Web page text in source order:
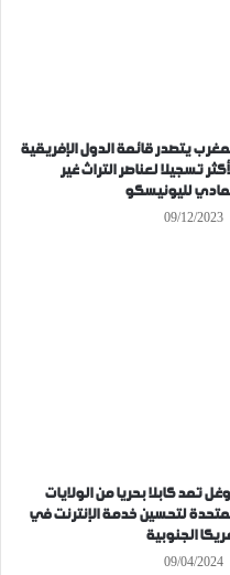
يتصدر قائمة الدول الإفريقية
تسجيلا لعناصر التراث غير
لليونيسكو
09/12/2023
تمد كابلا بحريا من الولايات
لتحسين خدمة الإنترنت في
الجنوبية
09/04/2024